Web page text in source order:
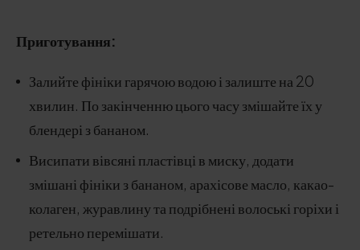
Приготування:
Залийте фініки гарячою водою і залиште на 20
хвилин. По закінченню цього часу змішайте їх у
блендері з бананом.
Висипати вівсяні пластівці в миску, додати
змішані фініки з бананом, арахісове масло, какао-
колаген, журавлину та подрібнені волоські горіхи і
ретельно перемішати.